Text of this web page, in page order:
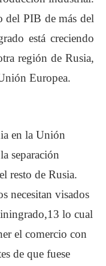
del PIB de más del
está creciendo
región de Rusia,
Europea.
en la Unión
separación
resto de Rusia.
necesitan visados
lo cual
el comercio con
de que fuese